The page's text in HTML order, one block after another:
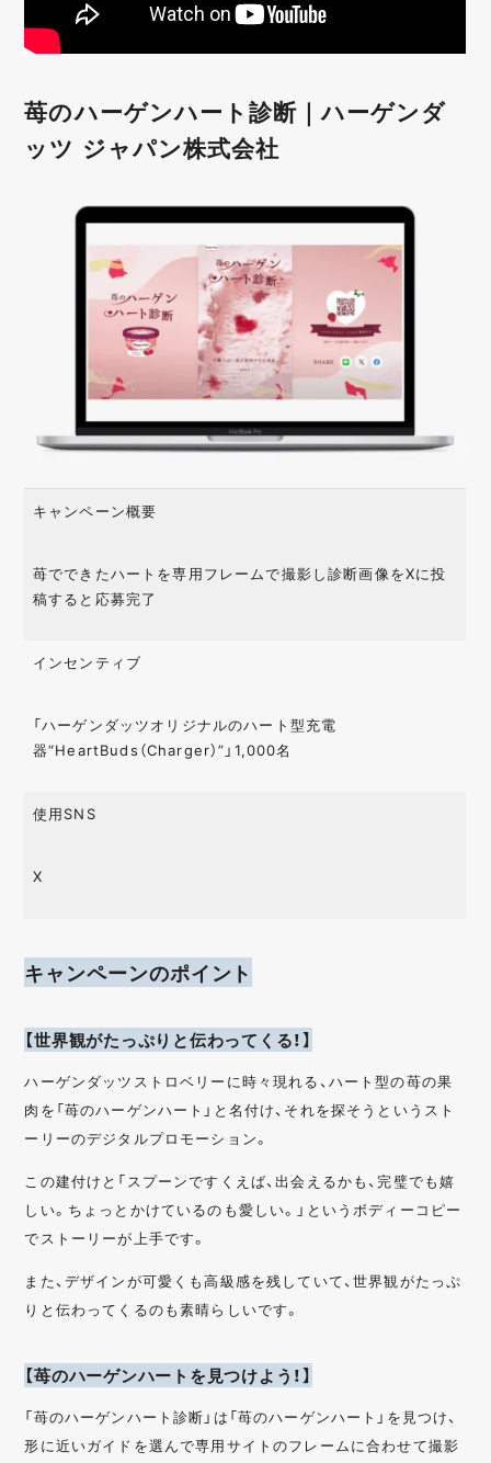
苺のハーゲンハート診断｜ハーゲンダ
ッツ ジャパン株式会社
キャンペーン概要
苺でできたハートを専用フレームで撮影し診断画像をXに投
稿すると応募完了
インセンティブ
「ハーゲンダッツオリジナルのハート型充電
器“HeartBuds（Charger）”」1,000名
使用SNS
X
キャンペーンのポイント
【世界観がたっぷりと伝わってくる！】
ハーゲンダッツストロベリーに時々現れる、ハート型の苺の果
肉を「苺のハーゲンハート」と名付け、それを探そうというスト
ーリーのデジタルプロモーション。
この建付けと「スプーンですくえば、出会えるかも、完璧でも嬉
しい。ちょっとかけているのも愛しい。」というボディーコピー
でストーリーが上手です。
また、デザインが可愛くも高級感を残していて、世界観がたっぷ
りと伝わってくるのも素晴らしいです。
【苺のハーゲンハートを見つけよう！】
「苺のハーゲンハート診断」は「苺のハーゲンハート」を見つけ、
形に近いガイドを選んで専用サイトのフレームに合わせて撮影